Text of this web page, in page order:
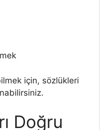
için, sözlükleri
Doğru